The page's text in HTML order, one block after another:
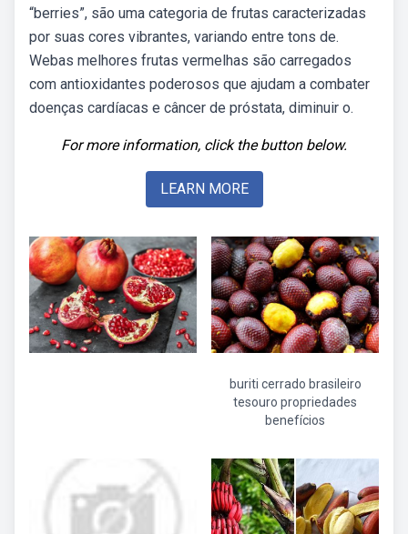
“berries”, são uma categoria de frutas caracterizadas
por suas cores vibrantes, variando entre tons de.
Webas melhores frutas vermelhas são carregados
com antioxidantes poderosos que ajudam a combater
doenças cardíacas e câncer de próstata, diminuir o.
For more information, click the button below.
LEARN MORE
buriti cerrado brasileiro
tesouro propriedades
benefícios